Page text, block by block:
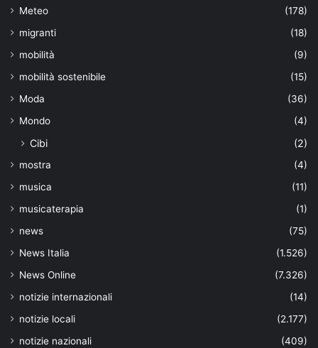
Meteo
(178)
migranti
(18)
mobilità
(9)
mobilità sostenibile
(15)
Moda
(36)
Mondo
(4)
Cibi (2)
mostra
(4)
musica
(11)
musicaterapia
(1)
news
(75)
News Italia
(1.526)
News Online
(7.326)
notizie internazionali
(14)
notizie locali
(2.177)
notizie nazionali
(409)